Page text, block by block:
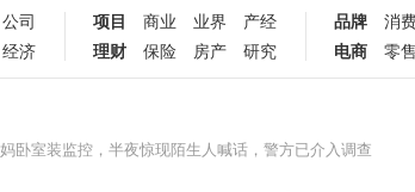
公司
经济
项目 商业 业界
产经
理财
保险 房产 研究
品牌 消
电商
零售
卧室装监控，半夜惊现陌生人喊话，警方已介入调查